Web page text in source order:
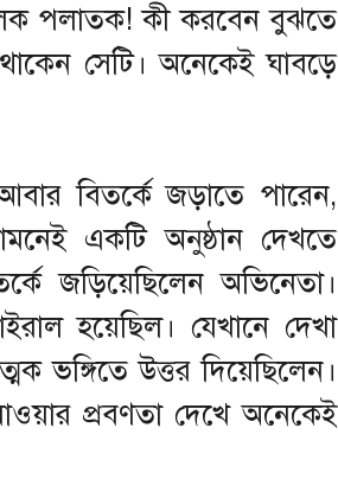
পলাতক! কী করবেন বুঝতে
সেটি। অনেকেই ঘাবড়ে
বিতর্কে জড়াতে পারেন,
একটি অনুষ্ঠান দেখতে
জড়িয়েছিলেন অভিনেতা।
হয়েছিল। যেখানে দেখা
ভঙ্গিতে উত্তর দিয়েছিলেন।
প্রবণতা দেখে অনেকেই